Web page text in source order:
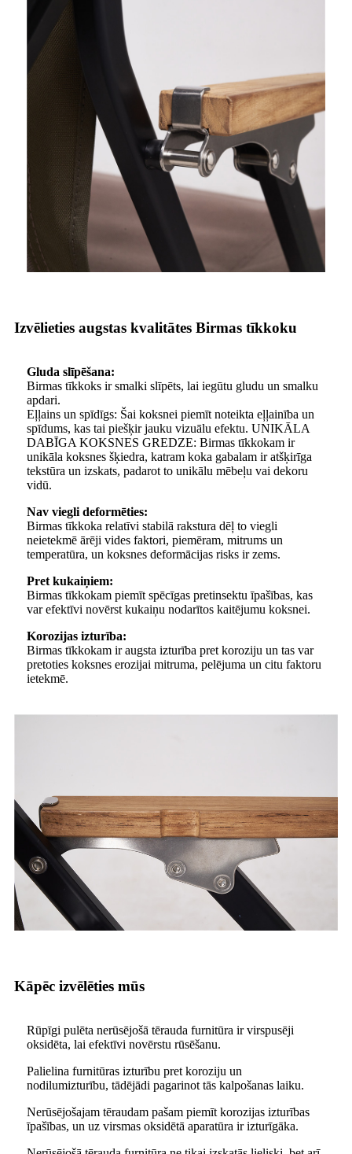
Izvēlieties augstas kvalitātes Birmas tīkkoku
Gluda slīpēšana:
Birmas tīkkoks ir smalki slīpēts, lai iegūtu gludu un smalku
apdari.
Eļļains un spīdīgs: Šai koksnei piemīt noteikta eļļainība un
spīdums, kas tai piešķir jauku vizuālu efektu. UNIKĀLA
DABĪGA KOKSNES GREDZE: Birmas tīkkokam ir
unikāla koksnes šķiedra, katram koka gabalam ir atšķirīga
tekstūra un izskats, padarot to unikālu mēbeļu vai dekoru
vidū.
Nav viegli deformēties:
Birmas tīkkoka relatīvi stabilā rakstura dēļ to viegli
neietekmē ārēji vides faktori, piemēram, mitrums un
temperatūra, un koksnes deformācijas risks ir zems.
Pret kukaiņiem:
Birmas tīkkokam piemīt spēcīgas pretinsektu īpašības, kas
var efektīvi novērst kukaiņu nodarītos kaitējumu koksnei.
Korozijas izturība:
Birmas tīkkokam ir augsta izturība pret koroziju un tas var
pretoties koksnes erozijai mitruma, pelējuma un citu faktoru
ietekmē.
Kāpēc izvēlēties mūs
Rūpīgi pulēta nerūsējošā tērauda furnitūra ir virspusēji
oksidēta, lai efektīvi novērstu rūsēšanu.
Palielina furnitūras izturību pret koroziju un
nodilumizturību, tādējādi pagarinot tās kalpošanas laiku.
Nerūsējošajam tēraudam pašam piemīt korozijas izturības
īpašības, un uz virsmas oksidētā aparatūra ir izturīgāka.